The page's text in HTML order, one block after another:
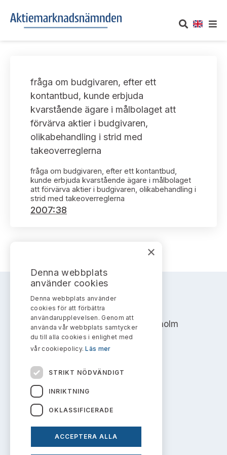
Om oss
Vårt uppdrag
Informationsgivning
Stadgar
Arbetsordning
Publikationer och anföranden
UTTALANDEN
Om nämndens uttalanden
Framställningar och konsultation
Uttalanden sorterade efter publiceringsdatum
Samtliga uttalanden sorterade årsvis
Avgifter
Prenumerera
TAKEOVER-REGLER
Takeover-regler för reglerade marknader och vissa
handelsplattformar
AKTUELLT
Nyheter och pressmeddelanden
Prenumerera
KONTAKT
Kontakt angående ansökningar och uttalanden
fråga om budgivaren, efter ett
kontantbud, kunde erbjuda
kvarstående ägare i målbolaget att
förvärva aktier i budgivaren,
olikabehandling i strid med
takeoverreglerna
fråga om budgivaren, efter ett kontantbud,
kunde erbjuda kvarstående ägare i målbolaget
att förvärva aktier i budgivaren, olikabehandling i
strid med takeoverreglerna
2007:38
AKTIEMARKNADSNÄMNDEN
Address: Box 7354, 103 90 Stockholm
info@aktiemarknadsnamnden.se
Om innehållet
Om webbplatsen
×
Denna webbplats
använder cookies
Denna webbplats använder
cookies för att förbättra
användarupplevelsen. Genom att
använda vår webbplats samtycker
du till alla cookies i enlighet med
vår cookiepolicy.Läs mer
STRIKT NÖDVÄNDIGT
INRIKTNING
OKLASSIFICERADE
ACCEPTERA ALLA